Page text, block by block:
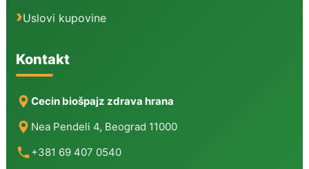
Uslovi kupovine
Kontakt
Cecin biošpajz zdrava hrana
Nea Pendeli 4, Beograd 11000
+381 69 407 0540